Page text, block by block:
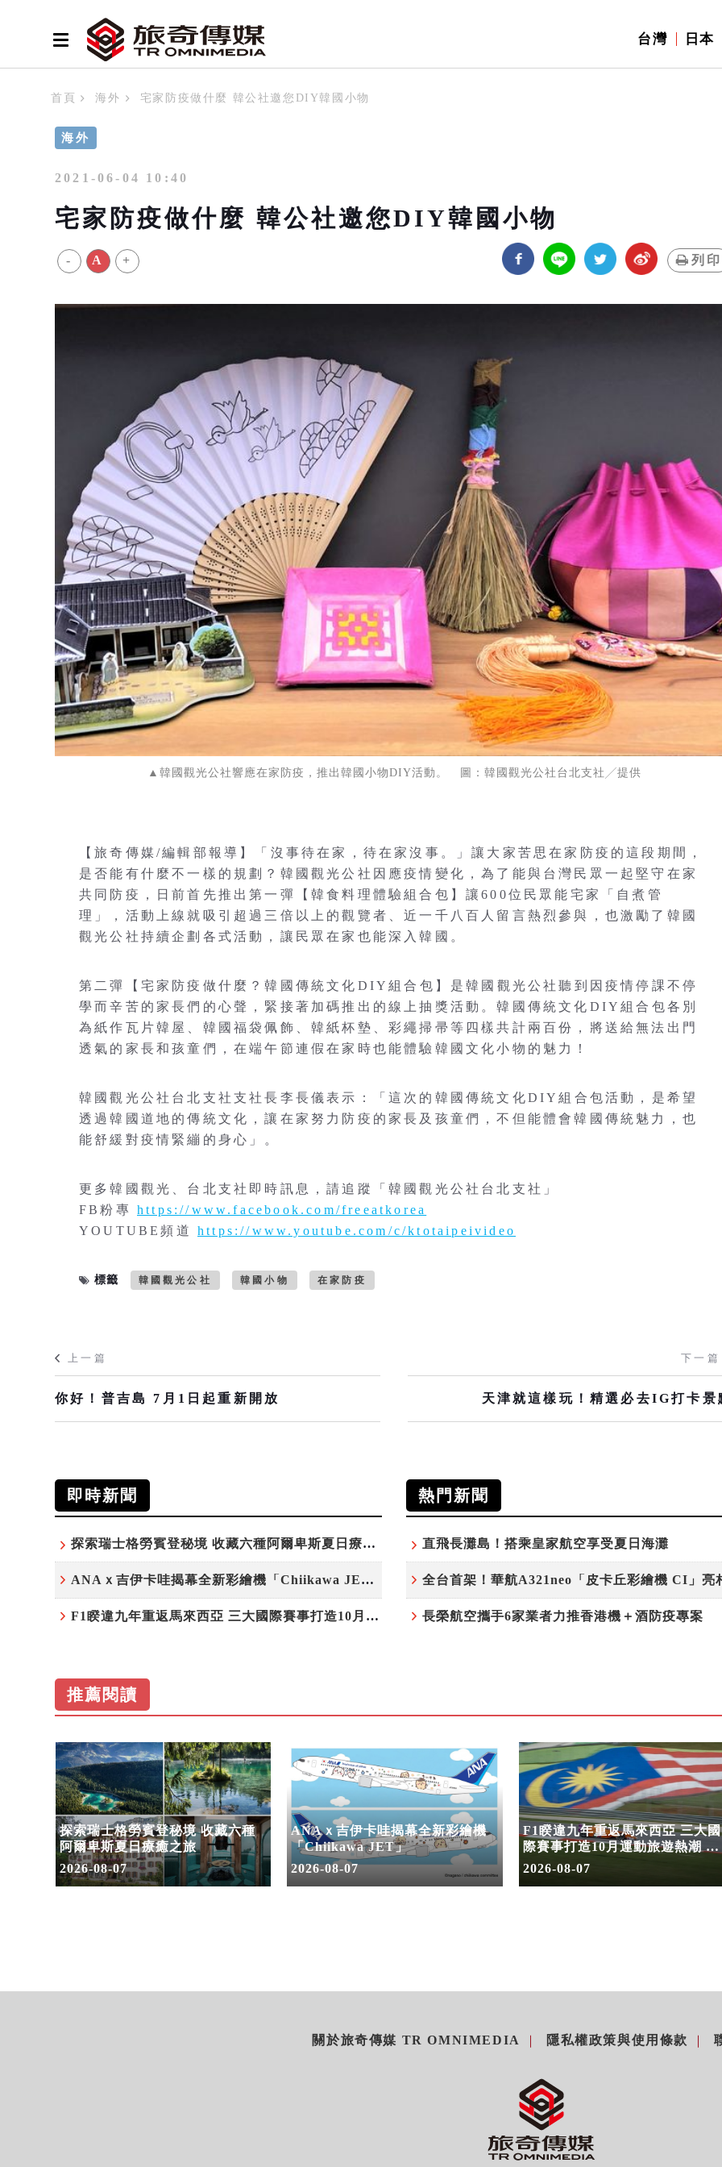
台灣 日本
首頁 海外 宅家防疫做什麼 韓公社邀您DIY韓國小物
海外
2021-06-04 10:40
宅家防疫做什麼 韓公社邀您DIY韓國小物
- A + 列印
▲韓國觀光公社響應在家防疫，推出韓國小物DIY活動。 圖：韓國觀光公社台北支社╱提供
【旅奇傳媒/編輯部報導】「沒事待在家，待在家沒事。」讓大家苦思在家防疫的這段期間，
是否能有什麼不一樣的規劃？韓國觀光公社因應疫情變化，為了能與台灣民眾一起堅守在家
共同防疫，日前首先推出第一彈【韓食料理體驗組合包】讓600位民眾能宅家「自煮管
理」，活動上線就吸引超過三倍以上的觀覽者、近一千八百人留言熱烈參與，也激勵了韓國
觀光公社持續企劃各式活動，讓民眾在家也能深入韓國。
第二彈【宅家防疫做什麼？韓國傳統文化DIY組合包】是韓國觀光公社聽到因疫情停課不停
學而辛苦的家長們的心聲，緊接著加碼推出的線上抽獎活動。韓國傳統文化DIY組合包各別
為紙作瓦片韓屋、韓國福袋佩飾、韓紙杯墊、彩繩掃帚等四樣共計兩百份，將送給無法出門
透氣的家長和孩童們，在端午節連假在家時也能體驗韓國文化小物的魅力！
韓國觀光公社台北支社支社長李長儀表示：「這次的韓國傳統文化DIY組合包活動，是希望
透過韓國道地的傳統文化，讓在家努力防疫的家長及孩童們，不但能體會韓國傳統魅力，也
能舒緩對疫情緊繃的身心」。
更多韓國觀光、台北支社即時訊息，請追蹤「韓國觀光公社台北支社」
FB粉專 https://www.facebook.com/freeatkorea
YOUTUBE頻道 https://www.youtube.com/c/ktotaipeivideo
標籤 韓國觀光公社 韓國小物 在家防疫
上一篇
你好！普吉島 7月1日起重新開放
下一篇
天津就這樣玩！精選必去IG打卡景
即時新聞
探索瑞士格勞賓登秘境 收藏六種阿爾卑斯夏日療癒之旅
ANAｘ吉伊卡哇揭幕全新彩繪機「Chiikawa JET」
F1睽違九年重返馬來西亞 三大國際賽事打造10月運動旅遊熱潮 賽車、自行車、路跑同週登場
熱門新聞
直飛長灘島！搭乘皇家航空享受夏日海灘
全台首架！華航A321neo「皮卡丘彩繪機 CI」亮
長榮航空攜手6家業者力推香港機＋酒防疫專案
推薦閱讀
探索瑞士格勞賓登秘境 收藏六種
阿爾卑斯夏日療癒之旅
2026-08-07
ANAｘ吉伊卡哇揭幕全新彩繪機
「Chiikawa JET」
2026-08-07
F1睽違九年重返馬來西亞 三大國
際賽事打造10月運動旅遊熱潮 賽
車、自行車、路跑同週登場
2026-08-07
關於旅奇傳媒 TR OMNIMEDIA 隱私權政策與使用條款